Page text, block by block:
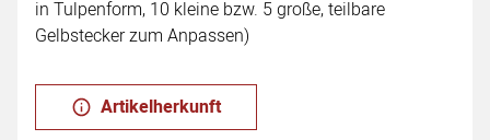
in Tulpenform, 10 kleine bzw. 5 große, teilbare
Gelbstecker zum Anpassen)
Artikelherkunft